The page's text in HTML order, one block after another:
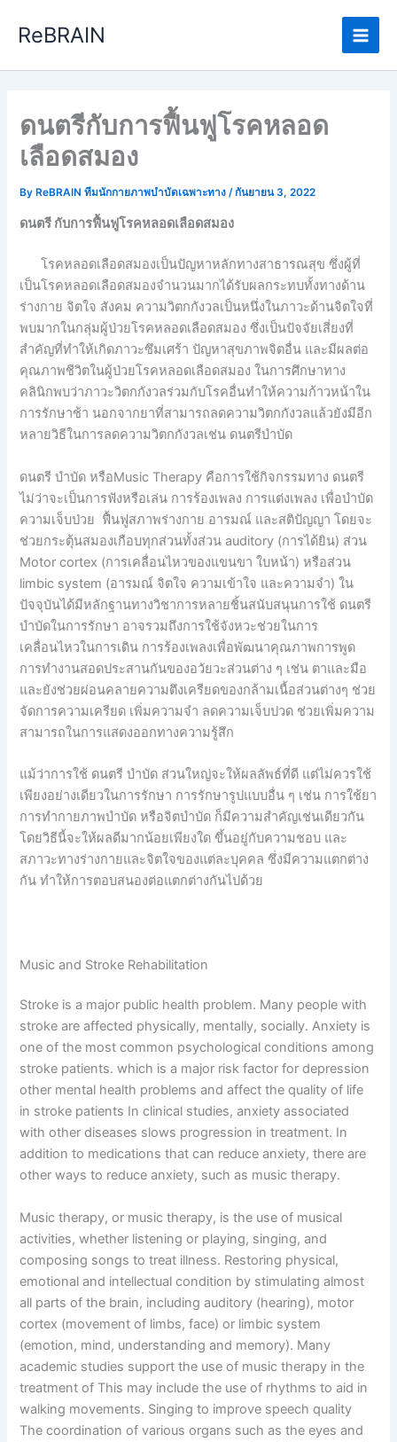
ReBRAIN
Main
ดนตรีกับการฟื้นฟูโรคหลอด
เลือดสมอง
ByReBRAIN ทีมนักกายภาพบำบัดเฉพาะทาง /กันยายน 3, 2022
ดนตรี กับการฟื้นฟูโรคหลอดเลือดสมอง
โรคหลอดเลือดสมองเป็นปัญหาหลักทางสาธารณสุข ซึ่งผู้ที่
เป็นโรคหลอดเลือดสมองจำนวนมากได้รับผลกระทบทั้งทางด้าน
ร่างกาย จิตใจ สังคม ความวิตกกังวลเป็นหนึ่งในภาวะด้านจิตใจที่
พบมากในกลุ่มผู้ป่วยโรคหลอดเลือดสมอง ซึ่งเป็นปัจจัยเสี่ยงที่
สำคัญที่ทำให้เกิดภาวะซึมเศร้า ปัญหาสุขภาพจิตอื่น และมีผลต่อ
คุณภาพชีวิตในผู้ป่วยโรคหลอดเลือดสมอง ในการศึกษาทาง
คลินิกพบว่าภาวะวิตกกังวลร่วมกับโรคอื่นทำให้ความก้าวหน้าใน
การรักษาช้า นอกจากยาที่สามารถลดความวิตกกังวลแล้วยังมีอีก
หลายวิธีในการลดความวิตกกังวลเช่น ดนตรีบำบัด
ดนตรี บำบัด หรือMusic Therapy คือการใช้กิจกรรมทาง ดนตรี
ไม่ว่าจะเป็นการฟังหรือเล่น การร้องเพลง การแต่งเพลง เพื่อบำบัด
ความเจ็บป่วย ฟื้นฟูสภาพร่างกาย อารมณ์ และสติปัญญา โดยจะ
ช่วยกระตุ้นสมองเกือบทุกส่วนทั้งส่วน auditory (การได้ยิน) ส่วน
Motor cortex (การเคลื่อนไหวของแขนขา ใบหน้า) หรือส่วน
limbic system (อารมณ์ จิตใจ ความเข้าใจ และความจำ) ใน
ปัจจุบันได้มีหลักฐานทางวิชาการหลายชิ้นสนับสนุนการใช้ ดนตรี
บำบัดในการรักษา อาจรวมถึงการใช้จังหวะช่วยในการ
เคลื่อนไหวในการเดิน การร้องเพลงเพื่อพัฒนาคุณภาพการพูด
การทำงานสอดประสานกันของอวัยวะส่วนต่าง ๆ เช่น ตาและมือ
และยังช่วยผ่อนคลายความตึงเครียดของกล้ามเนื้อส่วนต่างๆ ช่วย
จัดการความเครียด เพิ่มความจำ ลดความเจ็บปวด ช่วยเพิ่มความ
สามารถในการแสดงออกทางความรู้สึก
แม้ว่าการใช้ ดนตรี บำบัด ส่วนใหญ่จะให้ผลลัพธ์ที่ดี แต่ไม่ควรใช้
เพียงอย่างเดียวในการรักษา การรักษารูปแบบอื่น ๆ เช่น การใช้ยา
การทำกายภาพบำบัด หรือจิตบำบัด ก็มีความสำคัญเช่นเดียวกัน
โดยวิธีนี้จะให้ผลดีมากน้อยเพียงใด ขึ้นอยู่กับความชอบ และ
สภาวะทางร่างกายและจิตใจของแต่ละบุคคล ซึ่งมีความแตกต่าง
กัน ทำให้การตอบสนองต่อแตกต่างกันไปด้วย
Music and Stroke Rehabilitation
Stroke is a major public health problem. Many people with
stroke are affected physically, mentally, socially. Anxiety is
one of the most common psychological conditions among
stroke patients. which is a major risk factor for depression
other mental health problems and affect the quality of life
in stroke patients In clinical studies, anxiety associated
with other diseases slows progression in treatment. In
addition to medications that can reduce anxiety, there are
other ways to reduce anxiety, such as music therapy.
Music therapy, or music therapy, is the use of musical
activities, whether listening or playing, singing, and
composing songs to treat illness. Restoring physical,
emotional and intellectual condition by stimulating almost
all parts of the brain, including auditory (hearing), motor
cortex (movement of limbs, face) or limbic system
(emotion, mind, understanding and memory). Many
academic studies support the use of music therapy in the
treatment of This may include the use of rhythms to aid in
walking movements. Singing to improve speech quality
The coordination of various organs such as the eyes and